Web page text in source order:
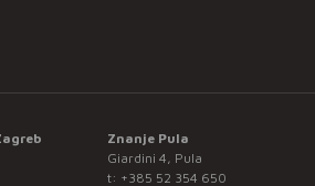
Znanje Pula
Giardini 4, Pula
t: +385 52 354 650